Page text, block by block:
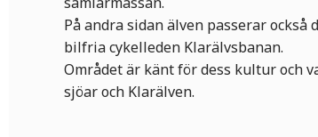
På andra sidan älven passerar
bilfria cykelleden Klarälvsbanan.
Området är känt för dess kultur och
sjöar och Klarälven.